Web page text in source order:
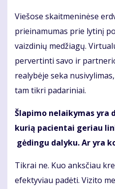
Viešose skaitmeninėse
prieinamumas prie lytinį
vaizdinių medžiagų.
pervertinti savo ir
realybėje seka
tam tikri padariniai.
Šlapimo nelaikymas yra
kurią pacientai geriau
gėdingu dalyku. Ar yra
Tikrai ne. Kuo anksčiau
efektyviau padėti. Vizito